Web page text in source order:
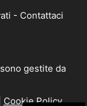
- Contattaci
gestite da
Cookie Policy